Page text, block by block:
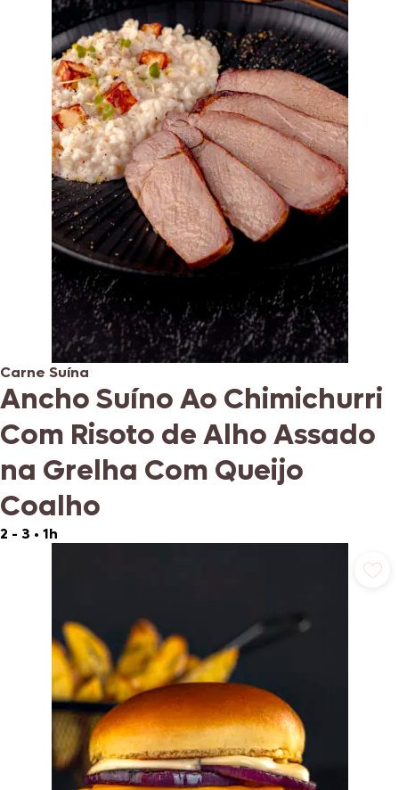
Carne Suína
Ancho Suíno Ao Chimichurri
Com Risoto de Alho Assado
na Grelha Com Queijo
Coalho
2 - 3 • 1h